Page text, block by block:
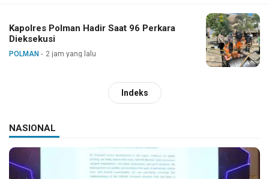
Kapolres Polman Hadir Saat 96 Perkara
Dieksekusi
POLMAN 2 jam yang lalu
Indeks
NASIONAL